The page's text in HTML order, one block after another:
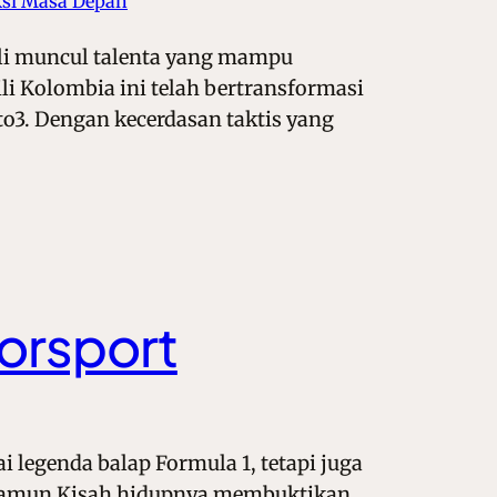
muncul talenta yang mampu
Kolombia ini telah bertransformasi
Dengan kecerdasan taktis yang
balap Formula 1, tetapi juga